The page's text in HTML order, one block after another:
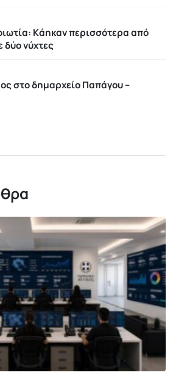
Kάηκαν περισσότερα από
νύχτες
στο δημαρχείο Παπάγου –